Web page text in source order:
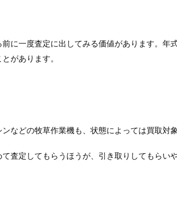
に一度査定に出してみる価値があります。年
があります。
などの牧草作業機も、状態によっては買取対象
査定してもらうほうが、引き取りしてもらい